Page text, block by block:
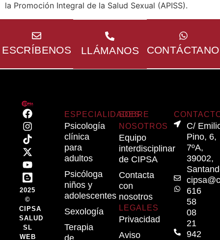
la Promoción Integral de la Salud Sexual (APISS).
ESCRÍBENOS
respondemos
en 24
LLÁMANOS
Horario
viernes
10.00-
13.00 y
16.00-
Te
Lo más
pronto
posible
2025
©
CIPSA
SALUD
SL
WEB
ESPECIALIDADES
Psicología
clínica
para
adultos
Psicóloga
niños y
adolescentes
Sexología
Terapia
SOBRE
NOSOTROS
Equipo
interdisciplinar
de CIPSA
Contacta
con
nosotros
LEGALES
Privacidad
Aviso
C/
Pino, 6,
7ºA,
39002,
616
58
08
21
942